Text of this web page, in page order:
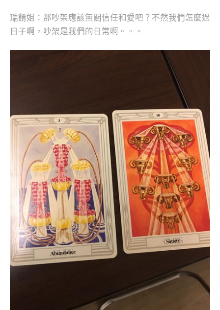
瑞餚姐：那吵架應該無關信任和愛吧？不然我們怎麼過
日子啊，吵架是我們的日常啊。。。